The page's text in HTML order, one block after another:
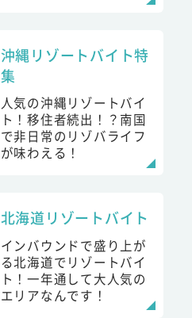
沖縄リゾートバイト特
集
人気の沖縄リゾートバイ
ト！移住者続出！？南国
で非日常のリゾバライフ
が味わえる！
北海道リゾートバイト
インバウンドで盛り上が
る北海道でリゾートバイ
ト！一年通して大人気の
エリアなんです！